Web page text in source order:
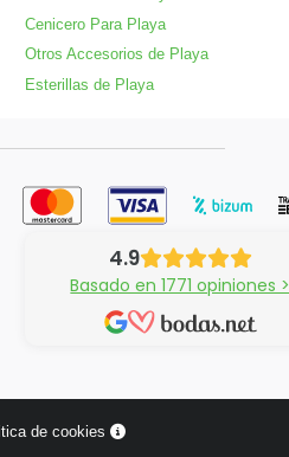
Cenicero Para Playa
Otros Accesorios de Playa
Esterillas de Playa
4.9
Basado en 1771 opiniones >
de cookies